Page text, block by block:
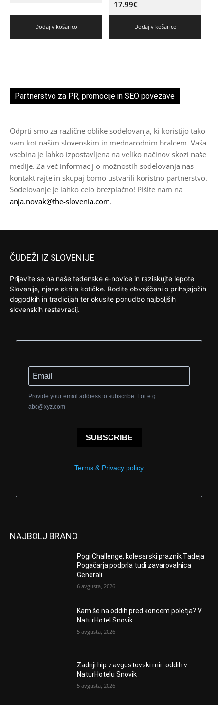
Dodaj v košarico
17.99€
Dodaj v košarico
Partnerstvo za PR, promocije in SEO povezave
Odprti smo za različne oblike sodelovanja, ki koristijo tako
vam kot našim slovenskim in mednarodnim bralcem. Vaša
vsebina je lahko izpostavljena na veliko načinov skozi naše
medije. Za več informacij o možnostih sodelovanja nas
kontaktirajte in skupaj bomo ustvarili koristno partnerstvo.
Sodelovanje je lahko celo brezplačno! Pišite nam na
anja.novak@the-slovenia.com.
ČUDEŽI IZ SLOVENIJE
Prijavite se na naše tedenske e-novice in raziskujte lepote
Slovenije, njene skrite kotičke. Bodite obveščeni o prihajajočih
dogodkih in tradicijah ter okusite ponudbo najboljših
slovenskih restavracij.
Provide your email address to subscribe. For e.g
abc@xyz.com
SUBSCRIBE
Terms & Privacy policy
NAJBOLJ BRANO
Pogi Challenge: kolesarski praznik Tadeja
Pogačarja podprla tudi zavarovalnica
Generali
6 avgusta, 2026
Kam še na oddih pred koncem poletja? V
NaturHotel Snovik
5 avgusta, 2026
Zadnji hip v avgustovski mir: oddih v
NaturHotelu Snovik
5 avgusta, 2026